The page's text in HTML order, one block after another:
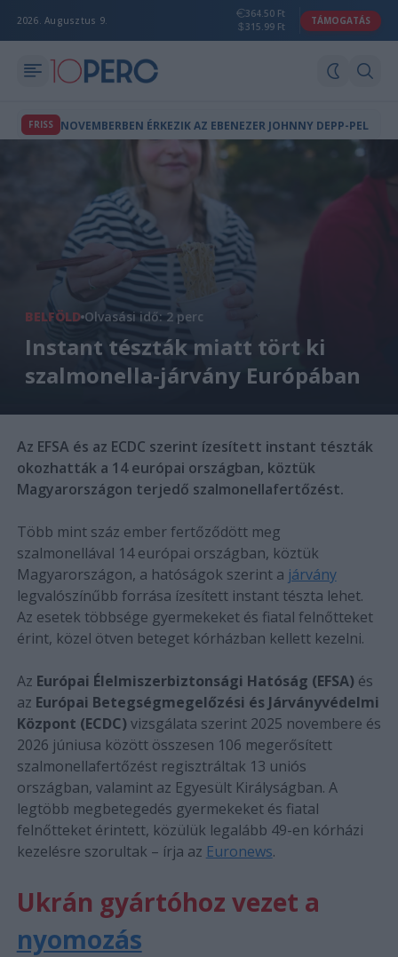
2026. Augusztus 9.
364.50 Ft
315.99 Ft
TÁMOGATÁS
FRISS NOVEMBERBEN ÉRKEZIK AZ EBENEZER JOHNNY DEPP-PEL
BELFÖLD Olvasási idő: 2 perc
Instant tészták miatt tört ki
szalmonella-járvány Európában
Az EFSA és az ECDC szerint ízesített instant tészták
okozhatták a 14 európai országban, köztük
Magyarországon terjedő szalmonellafertőzést.
Több mint száz ember fertőződött meg
szalmonellával 14 európai országban, köztük
Magyarországon, a hatóságok szerint a járvány
legvalószínűbb forrása ízesített instant tészta lehet.
Az esetek többsége gyermekeket és fiatal felnőtteket
érint, közel ötven beteget kórházban kellett kezelni.
Az Európai Élelmiszerbiztonsági Hatóság (EFSA) és
az Európai Betegségmegelőzési és Járványvédelmi
Központ (ECDC) vizsgálata szerint 2025 novembere és
2026 júniusa között összesen 106 megerősített
szalmonellafertőzést regisztráltak 13 uniós
országban, valamint az Egyesült Királyságban. A
legtöbb megbetegedés gyermekeket és fiatal
felnőtteket érintett, közülük legalább 49-en kórházi
kezelésre szorultak – írja az Euronews.
Ukrán gyártóhoz vezet a
nyomozás